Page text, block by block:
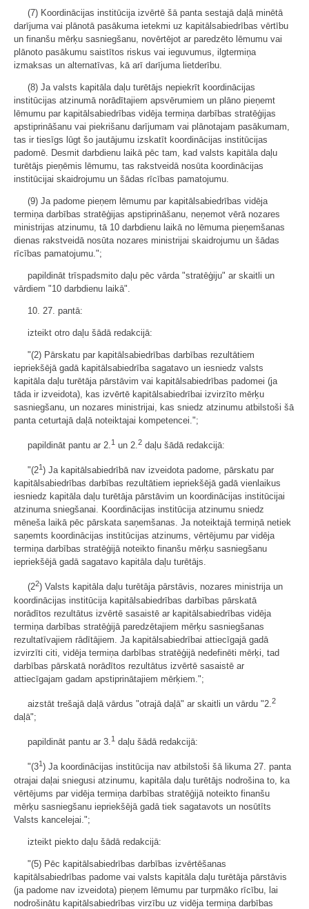
(7) Koordinācijas institūcija izvērtē šā panta sestajā daļā minētā
darījuma vai plānotā pasākuma ietekmi uz kapitālsabiedrības vērtību
un finanšu mērķu sasniegšanu, novērtējot ar paredzēto lēmumu vai
plānoto pasākumu saistītos riskus vai ieguvumus, ilgtermiņa
izmaksas un alternatīvas, kā arī darījuma lietderību.
(8) Ja valsts kapitāla daļu turētājs nepiekrīt koordinācijas
institūcijas atzinumā norādītajiem apsvērumiem un plāno pieņemt
lēmumu par kapitālsabiedrības vidēja termiņa darbības stratēģijas
apstiprināšanu vai piekrišanu darījumam vai plānotajam pasākumam,
tas ir tiesīgs lūgt šo jautājumu izskatīt koordinācijas institūcijas
padomē. Desmit darbdienu laikā pēc tam, kad valsts kapitāla daļu
turētājs pieņēmis lēmumu, tas rakstveidā nosūta koordinācijas
institūcijai skaidrojumu un šādas rīcības pamatojumu.
(9) Ja padome pieņem lēmumu par kapitālsabiedrības vidēja
termiņa darbības stratēģijas apstiprināšanu, neņemot vērā nozares
ministrijas atzinumu, tā 10 darbdienu laikā no lēmuma pieņemšanas
dienas rakstveidā nosūta nozares ministrijai skaidrojumu un šādas
rīcības pamatojumu.";
papildināt trīspadsmito daļu pēc vārda "stratēģiju" ar skaitli un
vārdiem "10 darbdienu laikā".
10. 27. pantā:
izteikt otro daļu šādā redakcijā:
"(2) Pārskatu par kapitālsabiedrības darbības rezultātiem
iepriekšējā gadā kapitālsabiedrība sagatavo un iesniedz valsts
kapitāla daļu turētāja pārstāvim vai kapitālsabiedrības padomei (ja
tāda ir izveidota), kas izvērtē kapitālsabiedrībai izvirzīto mērķu
sasniegšanu, un nozares ministrijai, kas sniedz atzinumu atbilstoši šā
panta ceturtajā daļā noteiktajai kompetencei.";
papildināt pantu ar 2. 1 un 2. 2 daļu šādā redakcijā:
"(21) Ja kapitālsabiedrībā nav izveidota padome, pārskatu par
kapitālsabiedrības darbības rezultātiem iepriekšējā gadā vienlaikus
iesniedz kapitāla daļu turētāja pārstāvim un koordinācijas institūcijai
atzinuma sniegšanai. Koordinācijas institūcija atzinumu sniedz
mēneša laikā pēc pārskata saņemšanas. Ja noteiktajā termiņā netiek
saņemts koordinācijas institūcijas atzinums, vērtējumu par vidēja
termiņa darbības stratēģijā noteikto finanšu mērķu sasniegšanu
iepriekšējā gadā sagatavo kapitāla daļu turētājs.
(22) Valsts kapitāla daļu turētāja pārstāvis, nozares ministrija un
koordinācijas institūcija kapitālsabiedrības darbības pārskatā
norādītos rezultātus izvērtē sasaistē ar kapitālsabiedrības vidēja
termiņa darbības stratēģijā paredzētajiem mērķu sasniegšanas
rezultatīvajiem rādītājiem. Ja kapitālsabiedrībai attiecīgajā gadā
izvirzīti citi, vidēja termiņa darbības stratēģijā nedefinēti mērķi, tad
darbības pārskatā norādītos rezultātus izvērtē sasaistē ar
attiecīgajam gadam apstiprinātajiem mērķiem.";
aizstāt trešajā daļā vārdus "otrajā daļā" ar skaitli un vārdu "2. 2
daļā";
papildināt pantu ar 3.1 daļu šādā redakcijā:
"(31 ) Ja koordinācijas institūcija nav atbilstoši šā likuma 27. panta
otrajai daļai sniegusi atzinumu, kapitāla daļu turētājs nodrošina to, ka
vērtējums par vidēja termiņa darbības stratēģijā noteikto finanšu
mērķu sasniegšanu iepriekšējā gadā tiek sagatavots un nosūtīts
Valsts kancelejai.";
izteikt piekto daļu šādā redakcijā:
"(5) Pēc kapitālsabiedrības darbības izvērtēšanas
kapitālsabiedrības padome vai valsts kapitāla daļu turētāja pārstāvis
(ja padome nav izveidota) pieņem lēmumu par turpmāko rīcību, lai
nodrošinātu kapitālsabiedrības virzību uz vidēja termiņa darbības